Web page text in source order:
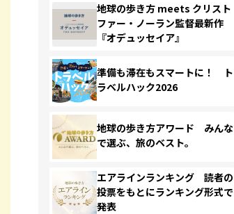
地球の歩き方 meets クリスト
ファー・ノーラン監督最新作
『オデュッセイア』
準備も滞在もスマートに！ ト
ラベルハック2026
地球の歩き方アワード みんな
で選ぶ、旅のベスト。
エアラインランキング 読者の
投票をもとにランキング形式で
発表